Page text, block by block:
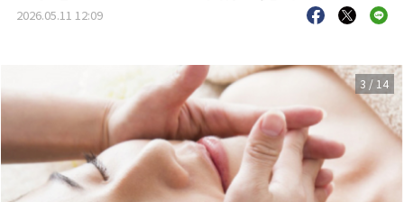
おすすめコンテンツ
会社概要
2026.05.11 12:09
3 / 14